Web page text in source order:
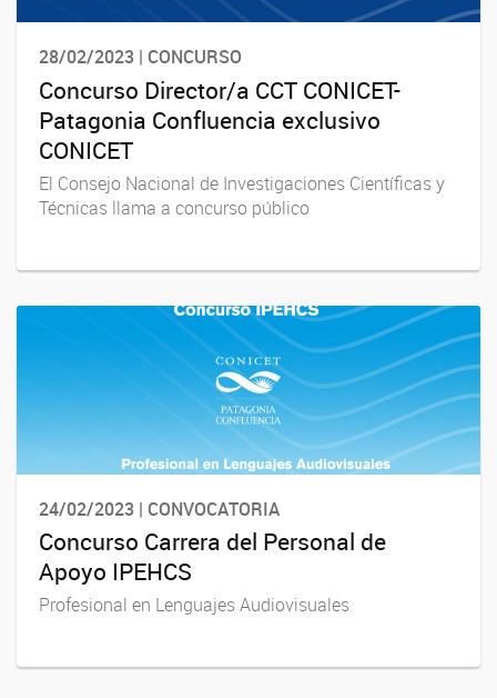
28/02/2023 | CONCURSO
Concurso Director/a CCT CONICET-
Patagonia Confluencia exclusivo
CONICET
El Consejo Nacional de Investigaciones Científicas y
Técnicas llama a concurso público
24/02/2023 | CONVOCATORIA
Concurso Carrera del Personal de
Apoyo IPEHCS
Profesional en Lenguajes Audiovisuales